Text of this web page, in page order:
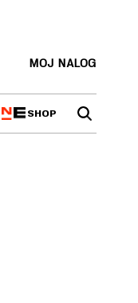
MOJ NALOG
SHOP